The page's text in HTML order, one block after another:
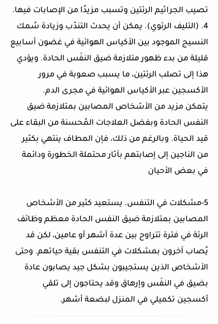
تصيب الجراثيم الرئتين وتسبب مزيدًا من الإصابات فيها.
4. (التليف الرئوي). يمكن أن يحدث التندّب وزيادة سُمك
النسيج الموجود بين الأكياس الهوائية في غضون أسابيع
قليلة من بدء ظهور متلازمة ضيق النفَس الحادة. ويؤدي
هذا إلى تصلب الرئتين، ما يسبب صعوبة في مرور
الأكسجين عبر الأكياس الهوائية في مجرى الدم.
يتمكن مزيد من الأشخاص المصابين بمتلازمة ضيق
النفس الحادة وبفضل العلاجات المُحسنة من البقاء على
قيد الحياة. وبالرغم من ذلك، فإن المطاف ينتهي بكثير
من الناجين إلى إصابتهم بآثار محتملة الخطورة ودائمة
في بعض الأحيان
5-مشكلات في التنفس. يستعيد كثير من الأشخاص
المصابين بمتلازمة ضيق النفس الحادة معظم وظائف
الرئة في فترة تتراوح بين عدة أشهر أو عامين، لكن قد
يُصاب آخرون بمشكلات في التنفس بقية حياتهم. وحتى
الأشخاص الذين يستجيبون بشكل جيد يصابون عادة
بضيق في النفَس وإرهاق وقد يحتاجون إلى تلقي
أكسجين تكميلي في المنزل لبضعة أشهر.